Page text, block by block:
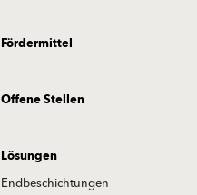
Fördermittel
Offene Stellen
Lösungen
Endbeschichtungen